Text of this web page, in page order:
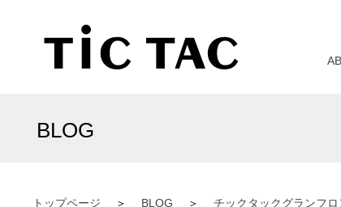
トップページ BLOG チックタックグランフ
BLOG